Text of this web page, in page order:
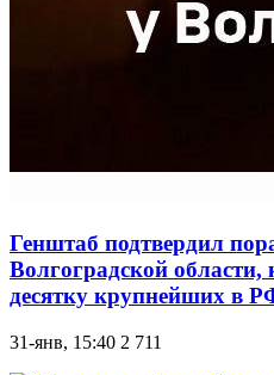
Генштаб подтвердил
Волгоградской области,
десятку крупнейших в
31-янв, 15:40 2 711